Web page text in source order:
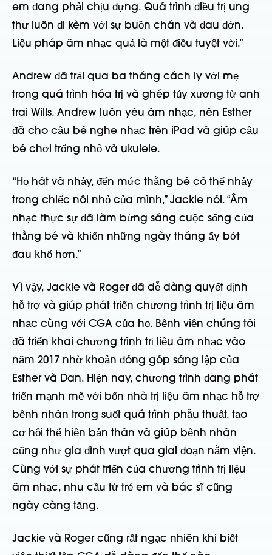
em đang phải chịu đựng. Quá trình điều trị ung
thư luôn đi kèm với sự buồn chán và đau đớn.
Liệu pháp âm nhạc quả là một điều tuyệt vời.”
Andrew đã trải qua ba tháng cách ly với mẹ
trong quá trình hóa trị và ghép tủy xương từ anh
trai Wills. Andrew luôn yêu âm nhạc, nên Esther
đã cho cậu bé nghe nhạc trên iPad và giúp cậu
bé chơi trống nhỏ và ukulele.
“Họ hát và nhảy, đến mức thằng bé có thể nhảy
trong chiếc nôi nhỏ của mình,” Jackie nói. “Âm
nhạc thực sự đã làm bừng sáng cuộc sống của
thằng bé và khiến những ngày tháng ấy bớt
đau khổ hơn.”
Vì vậy, Jackie và Roger đã dễ dàng quyết định
hỗ trợ và giúp phát triển chương trình trị liệu âm
nhạc cùng với CGA của họ. Bệnh viện chúng tôi
đã triển khai chương trình trị liệu âm nhạc vào
năm 2017 nhờ khoản đóng góp sáng lập của
Esther và Dan. Hiện nay, chương trình đang phát
triển mạnh mẽ với bốn nhà trị liệu âm nhạc hỗ trợ
bệnh nhân trong suốt quá trình phẫu thuật, tạo
cơ hội thể hiện bản thân và giúp bệnh nhân
cũng như gia đình vượt qua giai đoạn nằm viện.
Cùng với sự phát triển của chương trình trị liệu
âm nhạc, nhu cầu từ trẻ em và bác sĩ cũng
ngày càng tăng.
Jackie và Roger cũng rất ngạc nhiên khi biết